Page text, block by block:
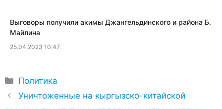
​Выговоры получили акимы Джангельдинского и района Б.
Майлина
25.04.2023 10:47
Рубрики
Политика
Уничтоженные на кыргызско-китайской